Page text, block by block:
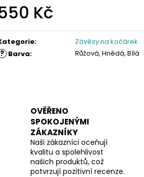
Kč
: Závěsy na kočárek
? Barva: Růžová, Hnědá, Bílá
OVĚŘENO
SPOKOJENÝMI
ZÁKAZNÍKY
Naši zákazníci oceňují
kvalitu a spolehlivost
našich produktů, což
potvrzují pozitivní recenze.